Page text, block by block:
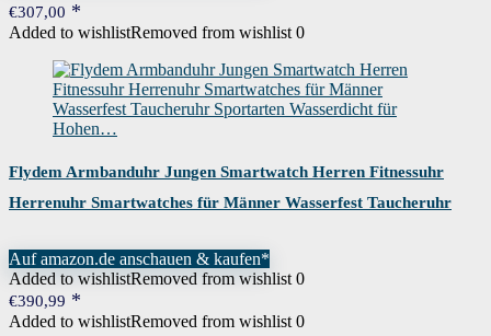
€307,00
Added to wishlistRemoved from wishlist 0
Flydem Armbanduhr Jungen Smartwatch Herren Fitnessuhr
Herrenuhr Smartwatches für Männer Wasserfest Taucheruhr
Auf amazon.de anschauen & kaufen*
Added to wishlistRemoved from wishlist 0
€390,99
Added to wishlistRemoved from wishlist 0